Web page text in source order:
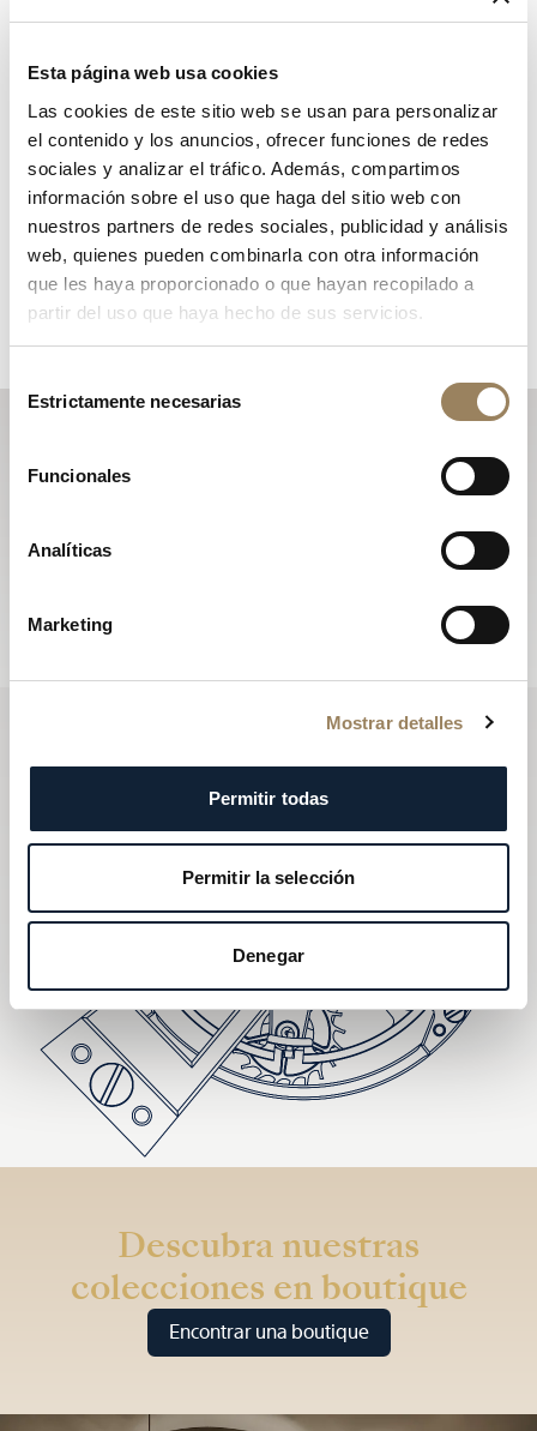
Esta página web usa cookies
Las cookies de este sitio web se usan para personalizar
el contenido y los anuncios, ofrecer funciones de redes
sociales y analizar el tráfico. Además, compartimos
información sobre el uso que haga del sitio web con
nuestros partners de redes sociales, publicidad y análisis
web, quienes pueden combinarla con otra información
que les haya proporcionado o que hayan recopilado a
partir del uso que haya hecho de sus servicios.
Estrictamente necesarias
Funcionales
Analíticas
Marketing
Mostrar detalles
Permitir todas
Permitir la selección
Denegar
Suscribirse a la newsletter
Descubra las novedades que han dado vida a la Casa
durante el año y manténgase al día con las newsletters
Descubra nuestras
colecciones en boutique
Encontrar una boutique